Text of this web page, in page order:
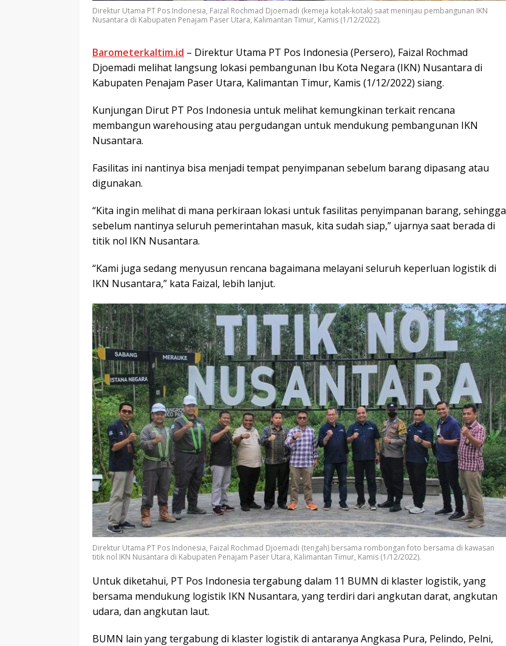
Direktur Utama PT Pos Indonesia, Faizal Rochmad Djoemadi (kemeja kotak-kotak) saat meninjau pembangunan IKN
Nusantara di Kabupaten Penajam Paser Utara, Kalimantan Timur, Kamis (1/12/2022).
Barometerkaltim.id – Direktur Utama PT Pos Indonesia (Persero), Faizal Rochmad
Djoemadi melihat langsung lokasi pembangunan Ibu Kota Negara (IKN) Nusantara di
Kabupaten Penajam Paser Utara, Kalimantan Timur, Kamis (1/12/2022) siang.
Kunjungan Dirut PT Pos Indonesia untuk melihat kemungkinan terkait rencana
membangun warehousing atau pergudangan untuk mendukung pembangunan IKN
Nusantara.
Fasilitas ini nantinya bisa menjadi tempat penyimpanan sebelum barang dipasang atau
digunakan.
“Kita ingin melihat di mana perkiraan lokasi untuk fasilitas penyimpanan barang, sehingga
sebelum nantinya seluruh pemerintahan masuk, kita sudah siap,” ujarnya saat berada di
titik nol IKN Nusantara.
“Kami juga sedang menyusun rencana bagaimana melayani seluruh keperluan logistik di
IKN Nusantara,” kata Faizal, lebih lanjut.
Direktur Utama PT Pos Indonesia, Faizal Rochmad Djoemadi (tengah) bersama rombongan foto bersama di kawasan
titik nol IKN Nusantara di Kabupaten Penajam Paser Utara, Kalimantan Timur, Kamis (1/12/2022).
Untuk diketahui, PT Pos Indonesia tergabung dalam 11 BUMN di klaster logistik, yang
bersama mendukung logistik IKN Nusantara, yang terdiri dari angkutan darat, angkutan
udara, dan angkutan laut.
BUMN lain yang tergabung di klaster logistik di antaranya Angkasa Pura, Pelindo, Pelni,